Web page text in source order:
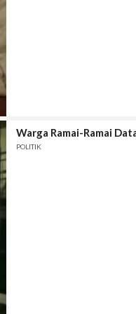
Warga Ramai-Ramai
POLITIK